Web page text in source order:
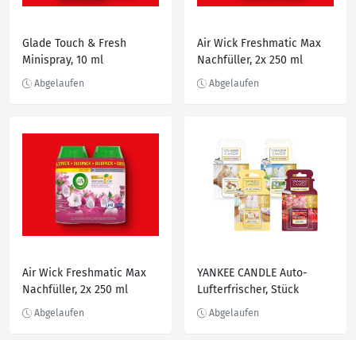
Glade Touch & Fresh
Minispray, 10 ml
Air Wick Freshmatic Max
Nachfüller, 2x 250 ml
Air Wick Freshmatic Max
Nachfüller, 2x 250 ml
YANKEE CANDLE Auto-
Lufterfrischer, Stück